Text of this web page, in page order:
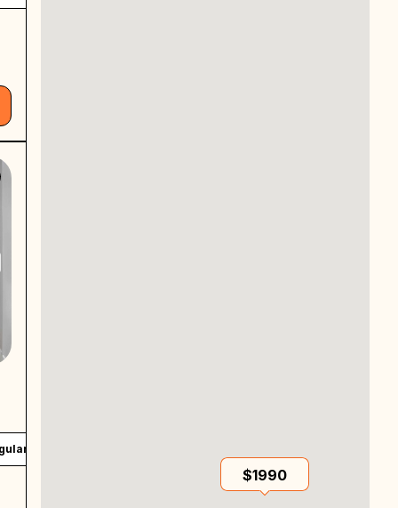
size room
$1990